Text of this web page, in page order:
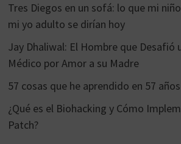
Tres Diegos en un sofá: lo que mi
mi yo adulto se dirían hoy
Jay Dhaliwal: El Hombre que Desafió
Médico por Amor a su Madre
57 cosas que he aprendido en 57 años
¿Qué es el Biohacking y Cómo
Patch?